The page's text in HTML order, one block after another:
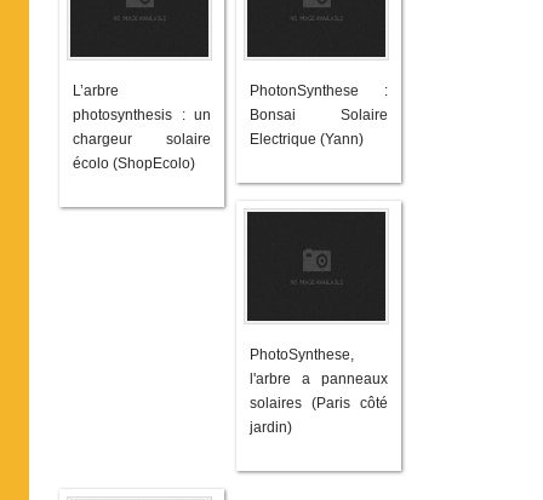
L’arbre
photosynthesis : un
chargeur solaire
écolo (ShopEcolo)
PhotonSynthese :
Bonsai Solaire
Electrique (Yann)
PhotoSynthese,
l'arbre a panneaux
solaires (Paris côté
jardin)